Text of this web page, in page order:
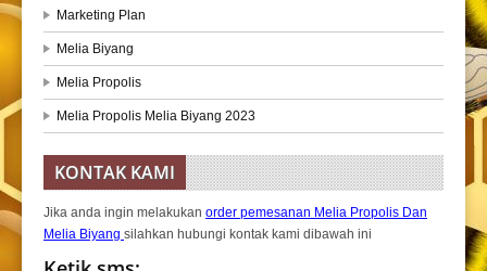
Marketing Plan
Melia Biyang
Melia Propolis
Melia Propolis Melia Biyang 2023
KONTAK KAMI
Jika anda ingin melakukan order pemesanan Melia Propolis Dan
Melia Biyang silahkan hubungi kontak kami dibawah ini